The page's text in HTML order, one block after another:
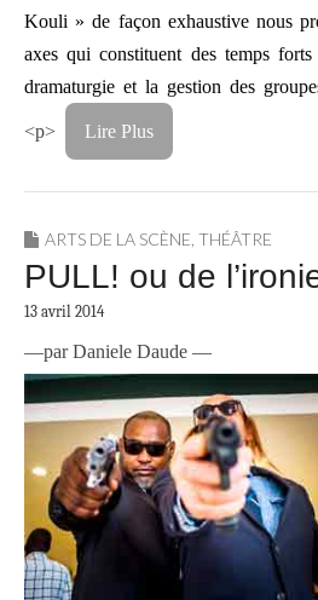
Kouli » de façon exhaustive nous
axes qui constituent des temps
dramaturgie et la gestion des
<p> Lire Plus
ARTS DE LA SCÈNE THÉÂTRE
PULL! ou de
13 avril 2014
—par Daniele Daude —